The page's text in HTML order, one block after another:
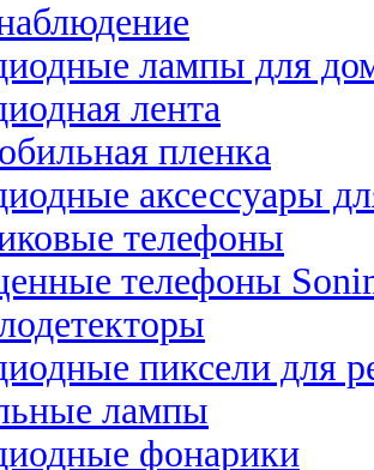
лампы для
лента
пленка
аксессуары
телефоны
телефоны
пиксели для
лампы
фонарики